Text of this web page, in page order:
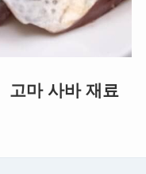
고마 사바 재료